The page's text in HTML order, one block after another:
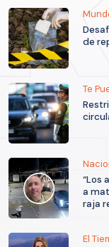
de
Te
“Los
a
raja
El